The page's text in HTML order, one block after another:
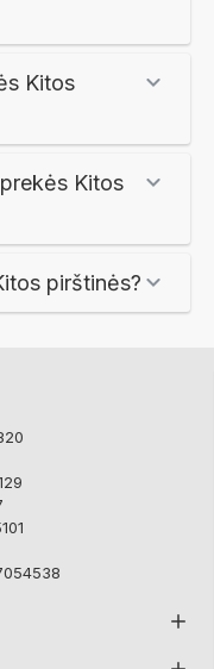
Kitos
Kitos
pirštinės?